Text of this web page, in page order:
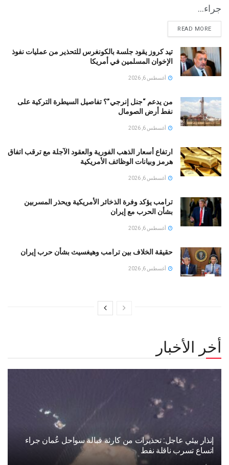
جراء...
READ MORE
تيد كروز يقود جلسة بالكونغرس للتحذير من عمليات نفوذ
الإخوان المسلمين في أمريكا
أغسطس 6, 2026
من يدعم “جنل إنرجي”؟ تفاصيل السيطرة التركية على
نفط أرض الصومال
أغسطس 6, 2026
ارتفاع أسعار الذهب الفورية والعقود الآجلة مع ترقب اتفاق
هرمز وبيانات الوظائف الأمريكية
أغسطس 6, 2026
ترامب يؤكد وفرة الذخائر الأمريكية ويحذر المسربين
بشأن الحرب مع إيران
أغسطس 6, 2026
حقيقة الخلاف بين ترامب وهيغسيث بشأن حرب إيران
أغسطس 6, 2026
أخر الأخبار
إنذار بيئي عاجل: تحذيرات من كارثة قبالة سواحل عُمان جراء
اتساع تسرب ناقلة نفط